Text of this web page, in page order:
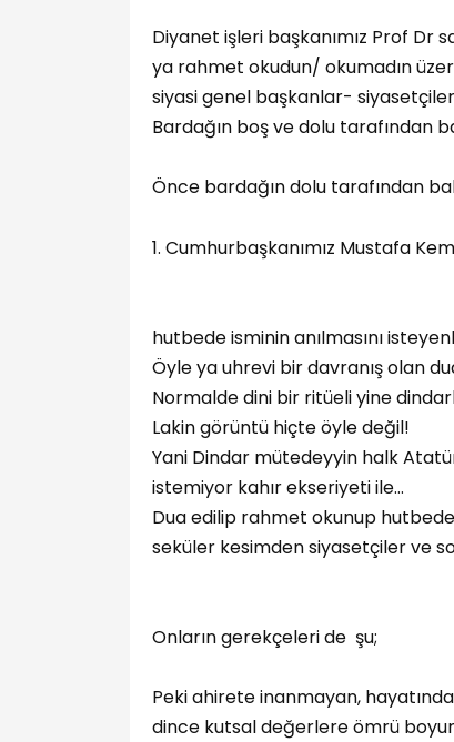
Diyanet işleri başkanımız Prof Dr
ya rahmet okudun/ okumadın
siyasi genel başkanlar-
Bardağın boş ve dolu tarafından
Önce bardağın dolu tarafından
1. Cumhurbaşkanımız Mustafa
hutbede isminin anılmasını
Öyle ya uhrevi bir davranış olan
Normalde dini bir ritüeli yine
Lakin görüntü hiçte öyle değil!
Yani Dindar mütedeyyin halk
istemiyor kahır ekseriyeti ile…
Dua edilip rahmet okunup
seküler kesimden siyasetçiler ve
Onların gerekçeleri de şu;
Peki ahirete inanmayan,
dince kutsal değerlere ömrü